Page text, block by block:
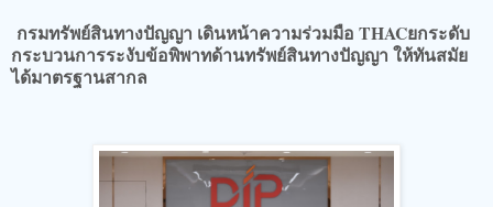
กรมทรัพย์สินทางปัญญา เดินหน้าความร่วมมือ THACยกระดับ
กระบวนการระงับข้อพิพาทด้านทรัพย์สินทางปัญญา ให้ทันสมัย
ได้มาตรฐานสากล